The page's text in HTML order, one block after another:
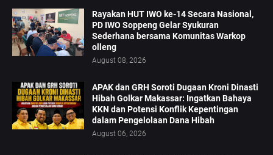
Rayakan HUT IWO ke-14 Secara Nasional,
PD IWO Soppeng Gelar Syukuran
Sederhana bersama Komunitas Warkop
olleng
August 08, 2026
APAK dan GRH Soroti Dugaan Kroni Dinasti
Hibah Golkar Makassar: Ingatkan Bahaya
KKN dan Potensi Konflik Kepentingan
dalam Pengelolaan Dana Hibah
August 06, 2026